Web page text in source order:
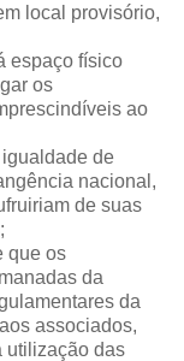
local provisório,
espaço físico
os
ao
de
nacional,
de suas
que os
da
da
associados,
utilização das